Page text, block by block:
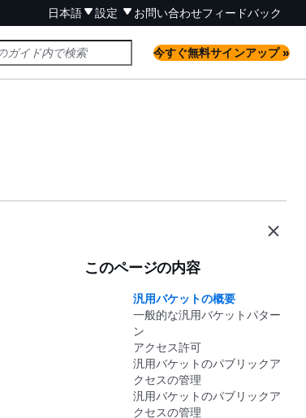
日本語 設定 お問い合わせフィードバック
今すぐ無料サインアップ »
このページの内容
汎用バケットの概要
一般的な汎用バケットパター
ン
アクセス許可
汎用バケットのパブリックア
クセスの管理
汎用バケットのパブリックア
クセスの管理